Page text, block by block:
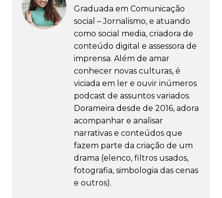
Graduada em Comunicação
social – Jornalismo, e atuando
como social media, criadora de
conteúdo digital e assessora de
imprensa. Além de amar
conhecer novas culturas, é
viciada em ler e ouvir inúmeros
podcast de assuntos variados.
Dorameira desde de 2016, adora
acompanhar e analisar
narrativas e conteúdos que
fazem parte da criação de um
drama (elenco, filtros usados,
fotografia, simbologia das cenas
e outros).